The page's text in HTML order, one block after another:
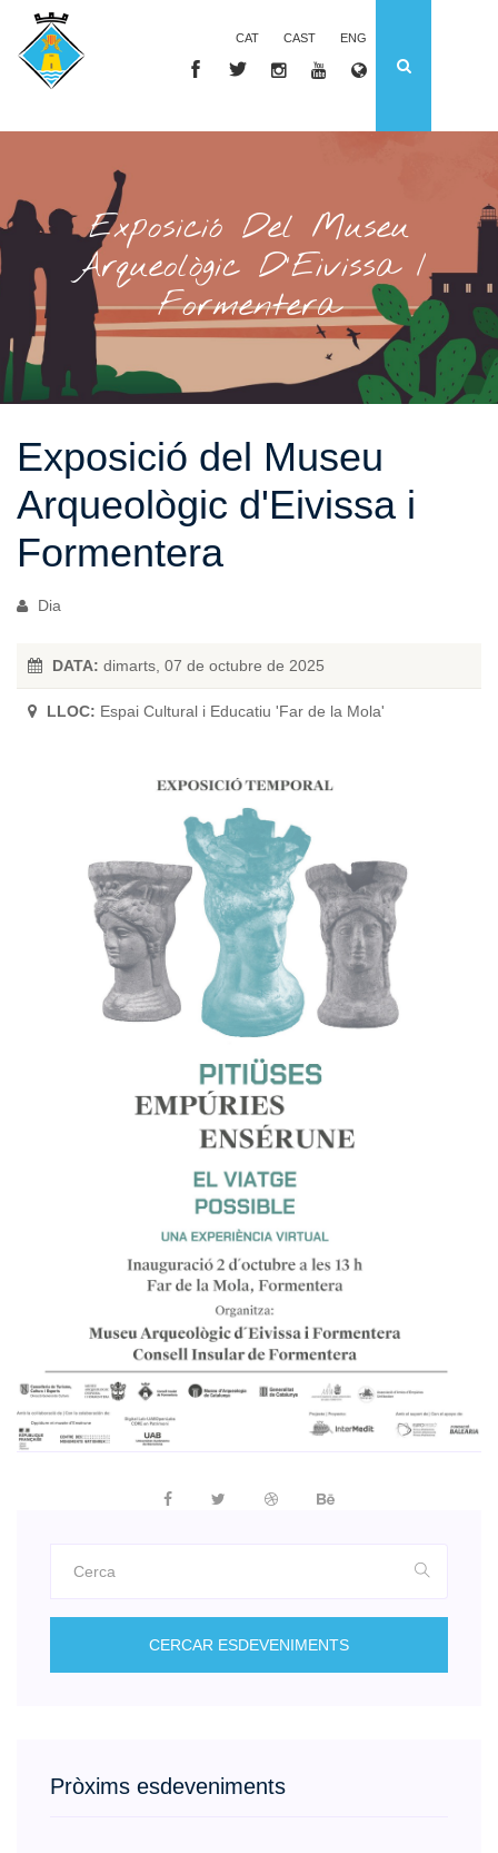
CAT CAST ENG
Exposició Del Museu
Arqueològic D'Eivissa I
Formentera
Exposició del Museu
Arqueològic d'Eivissa i
Formentera
Dia
DATA: dimarts, 07 de octubre de 2025
LLOC: Espai Cultural i Educatiu 'Far de la Mola'
CERCAR ESDEVENIMENTS
Pròxims esdeveniments